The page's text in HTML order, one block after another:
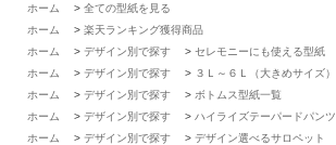
ホーム
> 全ての型紙を見る
ホーム
> 楽天ランキング獲得商品
ホーム
> デザイン別で探す > セレモニーにも使える型紙
ホーム
> デザイン別で探す > ３Ｌ～６Ｌ（大きめサイズ）
ホーム
> デザイン別で探す > ボトムス型紙一覧
ホーム
> デザイン別で探す > ハイライズテーパードパンツ
ホーム
> デザイン別で探す > デザイン選べるサロペット